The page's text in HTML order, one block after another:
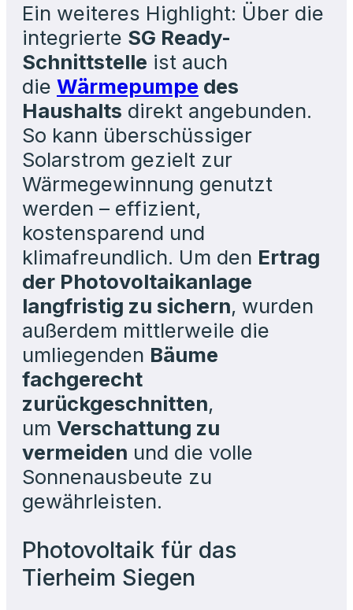
Ein weiteres Highlight: Über die
integrierte SG Ready-
Schnittstelle ist auch
die Wärmepumpe des
Haushalts direkt angebunden.
So kann überschüssiger
Solarstrom gezielt zur
Wärmegewinnung genutzt
werden – effizient,
kostensparend und
klimafreundlich. Um den Ertrag
der Photovoltaikanlage
langfristig zu sichern, wurden
außerdem mittlerweile die
umliegenden Bäume
fachgerecht
zurückgeschnitten,
um Verschattung zu
vermeiden und die volle
Sonnenausbeute zu
gewährleisten.
Photovoltaik für das
Tierheim Siegen